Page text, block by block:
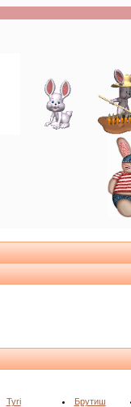
Tyri Брутиш